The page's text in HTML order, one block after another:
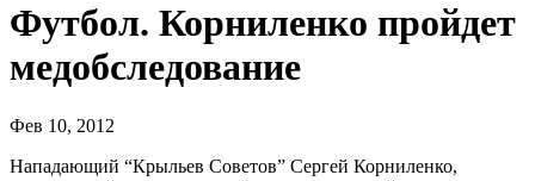
Футбол. Корниленко пройдет
медобследование
Фев 10, 2012
Нападающий “Крыльев Советов” Сергей Корниленко,